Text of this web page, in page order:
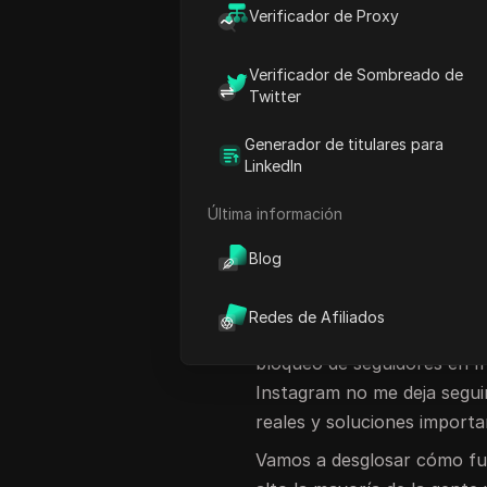
Verificador de Proxy
Verificador de Sombreado de
Twitter
Generador de titulares para
LinkedIn
Última información
Blog
Redes de Afiliados
nada en absoluto. La
una bandera de cuenta o
durante días,
gestionar varios perfiles.
Es fácil pensar que esto
problemas de seguimiento
disparadores de
pueden afectar a
simplemente intentan
bloqueo de seguidores en
Instagram no me deja
reales y soluciones
Vamos a desglosar cómo